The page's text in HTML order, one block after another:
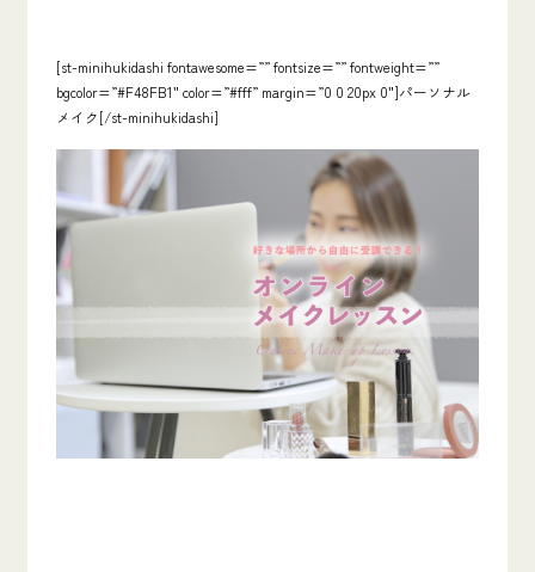
[st-minihukidashi fontawesome=”” fontsize=”” fontweight=””
bgcolor=”#F48FB1″ color=”#fff” margin=”0 0 20px 0″]パーソナル
メイク[/st-minihukidashi]